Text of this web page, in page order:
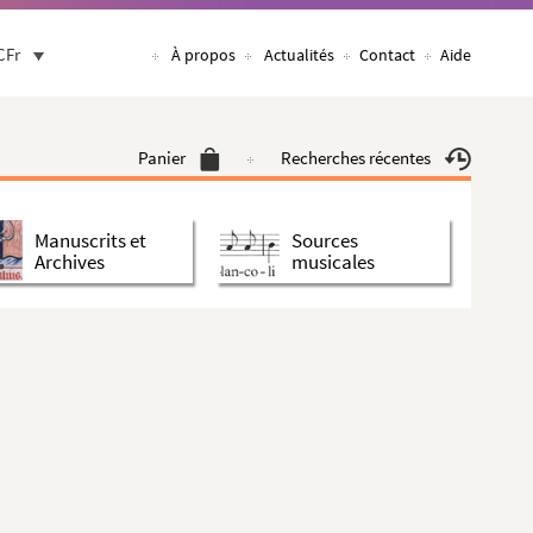
À propos Actualités Contact Aide
Panier Recherches récentes
Manuscrits et
Archives
Sources
musicales